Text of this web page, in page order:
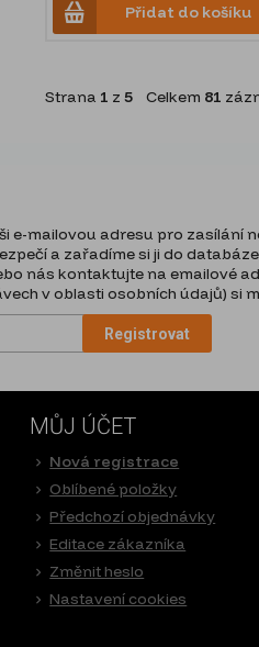
Přidat do košíku
Strana 1 z 5 Celkem 81
e-mailovou adresu pro zasílání
a zařadíme si ji do
nás kontaktujte na emailové
v oblasti osobních údajů) si
Registrovat
MŮJ ÚČET
Nová registrace
Oblíbené položky
Předchozí objednávky
Editace zákazníka
Změnit heslo
Nastavení cookies